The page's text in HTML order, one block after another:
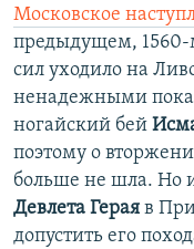
Московское
предыдущем, 1560-
сил уходило на
ненадежными
ногайский бей
поэтому о
больше не шла. Но
Девлета Герая в
допустить его